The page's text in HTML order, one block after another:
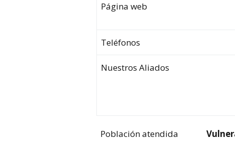
Página web
Teléfonos
Nuestros Aliados
Población atendida